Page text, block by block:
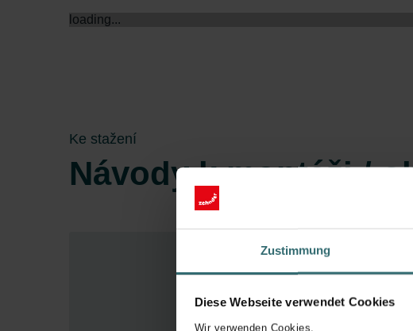
Zustimmung
Diese Webseite verwendet Cookies
Wir verwenden Cookies,
loading...
Ke stažení
Návody k montáži /